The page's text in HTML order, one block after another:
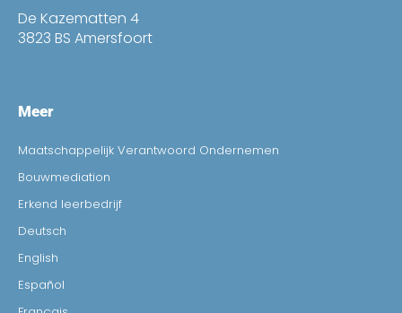
De Kazematten 4
3823 BS Amersfoort
Meer
Maatschappelijk Verantwoord Ondernemen
Bouwmediation
Erkend leerbedrijf
Deutsch
English
Español